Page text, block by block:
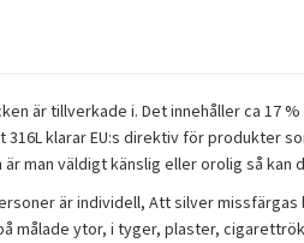
är tillverkade i. Det innehåller ca 17
klarar EU:s direktiv för produkter
man väldigt känslig eller orolig så kan
är individell, Att silver
målade ytor, i tyger, plaster,